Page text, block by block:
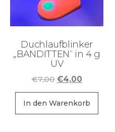
Duchlaufblinker
„BANDITTEN“ in 4 g
UV
€7,00 Ursprünglicher
Preis
war:
€7,00
€4,00
Preis
ist:
€4,00.
In den Warenkorb